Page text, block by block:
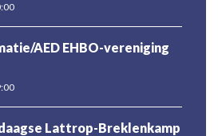
AED EHBO-vereniging
Lattrop-Breklenkamp